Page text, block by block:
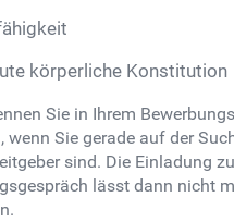
körperliche Konstitution
Sie in Ihrem
wenn Sie gerade auf der
sind. Die Einladung
lässt dann nicht